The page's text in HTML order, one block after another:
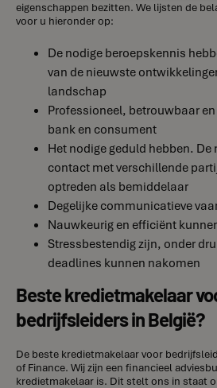
eigenschappen bezitten. We lijsten de
voor u hieronder op:
De nodige beroepskennis
van de nieuwste
landschap
Professioneel, betrouwbaar
bank en consument
Het nodige geduld hebben.
contact met verschillende
optreden als bemiddelaar
Degelijke communicatieve
Nauwkeurig en efficiënt
Stressbestendig zijn, onder
deadlines kunnen nakomen
Beste kredietmakelaar
bedrijfsleiders in België?
De beste kredietmakelaar voor
of Finance. Wij zijn een financieel
kredietmakelaar is. Dit stelt ons in staat